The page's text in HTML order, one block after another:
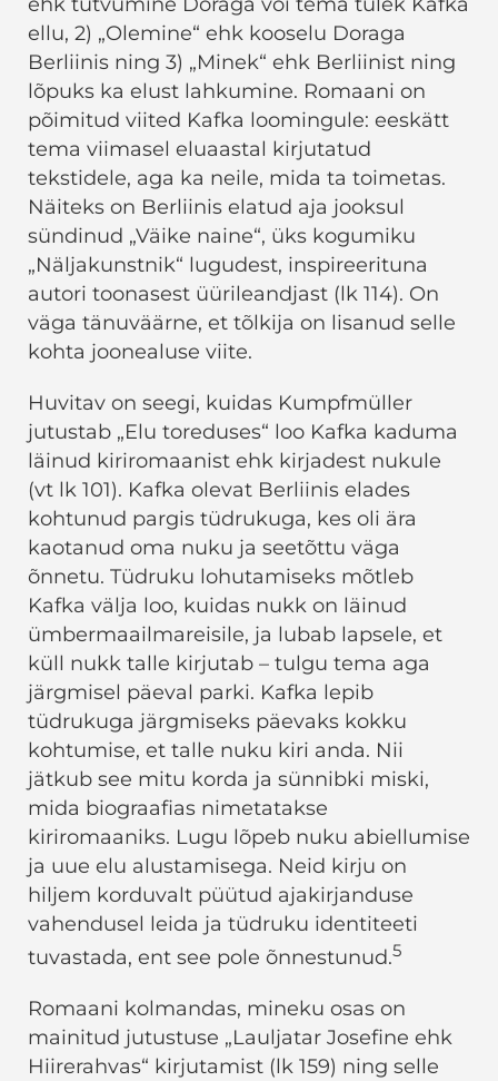
ellu, 2) „Olemine“ ehk kooselu Doraga
Berliinis ning 3) „Minek“ ehk Berliinist ning
lõpuks ka elust lahkumine. Romaani on
põimitud viited Kafka loomingule: eeskätt
tema viimasel eluaastal kirjutatud
tekstidele, aga ka neile, mida ta toimetas.
Näiteks on Berliinis elatud aja jooksul
sündinud „Väike naine“, üks kogumiku
„Näljakunstnik“ lugudest, inspireerituna
autori toonasest üürileandjast (lk 114). On
väga tänuväärne, et tõlkija on lisanud selle
kohta joonealuse viite.
Huvitav on seegi, kuidas Kumpfmüller
jutustab „Elu toreduses“ loo Kafka kaduma
läinud kiriromaanist ehk kirjadest nukule
(vt lk 101). Kafka olevat Berliinis elades
kohtunud pargis tüdrukuga, kes oli ära
kaotanud oma nuku ja seetõttu väga
õnnetu. Tüdruku lohutamiseks mõtleb
Kafka välja loo, kuidas nukk on läinud
ümbermaailmareisile, ja lubab lapsele, et
küll nukk talle kirjutab – tulgu tema aga
järgmisel päeval parki. Kafka lepib
tüdrukuga järgmiseks päevaks kokku
kohtumise, et talle nuku kiri anda. Nii
jätkub see mitu korda ja sünnibki miski,
mida biograafias nimetatakse
kiriromaaniks. Lugu lõpeb nuku abiellumise
ja uue elu alustamisega. Neid kirju on
hiljem korduvalt püütud ajakirjanduse
vahendusel leida ja tüdruku identiteeti
tuvastada, ent see pole õnnestunud.5
Romaani kolmandas, mineku osas on
mainitud jutustuse „Lauljatar Josefine ehk
Hiirerahvas“ kirjutamist (lk 159) ning selle